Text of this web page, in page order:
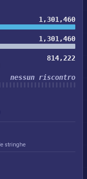
1,301,460
1,301,460
814,222
nessun riscontro
stringhe